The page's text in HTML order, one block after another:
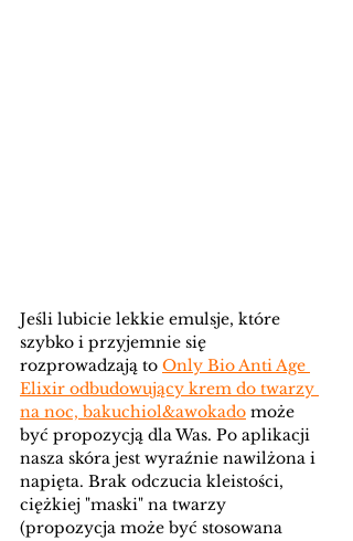
Jeśli lubicie lekkie emulsje, które
szybko i przyjemnie się
rozprowadzają to Only Bio Anti Age
Elixir odbudowujący krem do twarzy
na noc, bakuchiol&awokado może
być propozycją dla Was. Po aplikacji
nasza skóra jest wyraźnie nawilżona i
napięta. Brak odczucia kleistości,
ciężkiej "maski" na twarzy
(propozycja może być stosowana